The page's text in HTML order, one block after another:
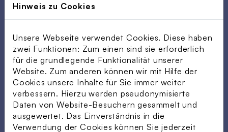
Beim “nicht überwachten Lernen
versucht der Algorithmus in den
Supervised Learning vorher
gekennzeichnet wurden)
selbstständig Muster zu erkennen.
Ein wichtiges Einsatzgebiet des
Unsupervised Learning ist das
Erkennen von Anomalien in den
Daten, wie z. B. beim
Kreditkartenmissbrauch.
Hinweis zu Cookies
Unsere Webseite verwendet Cookies. Diese haben
zwei Funktionen: Zum einen sind sie erforderlich
für die grundlegende Funktionalität unserer
Website. Zum anderen können wir mit Hilfe der
Cookies unsere Inhalte für Sie immer weiter
verbessern. Hierzu werden pseudonymisierte
Daten von Website-Besuchern gesammelt und
ausgewertet. Das Einverständnis in die
Verwendung der Cookies können Sie jederzeit